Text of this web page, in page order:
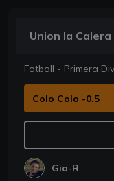
Union la Calera
Fotboll - Primera
Colo Colo -0.5
Gio-R